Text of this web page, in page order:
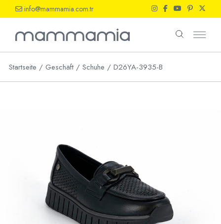
the
info@mammamia.com.tr
Startseite Geschäft Schuhe D26YA-3935-B